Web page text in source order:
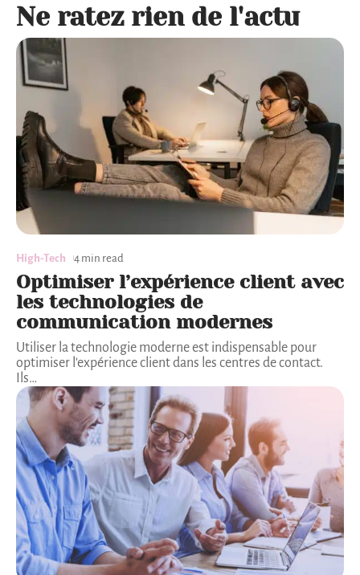
Ne ratez rien de l'actu
High-Tech 4 min read
Optimiser l’expérience client avec
les technologies de
communication modernes
Utiliser la technologie moderne est indispensable pour
optimiser l'expérience client dans les centres de contact.
Ils…